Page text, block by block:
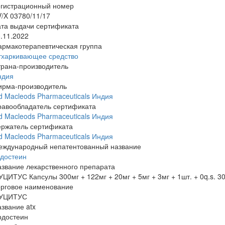
номер
X 03780/11/17
выдачи сертификата
группа
средство
производитель
производитель
Macleods Pharmaceuticals Индия
сертификата
Macleods Pharmaceuticals Индия
сертификата
Macleods Pharmaceuticals Индия
непатентованный название
лекарственного препарата
Капсулы 300мг + 122мг + 20мг + 5мг + 3мг + 1шт. + 0q.s.
наименование
atx